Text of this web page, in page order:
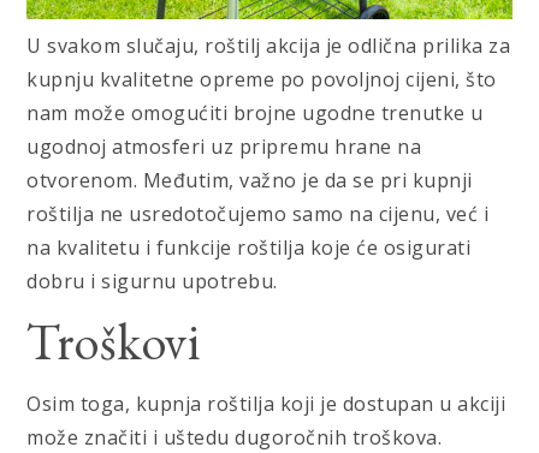
U svakom slučaju, roštilj akcija je odlična prilika za
kupnju kvalitetne opreme po povoljnoj cijeni, što
nam može omogućiti brojne ugodne trenutke u
ugodnoj atmosferi uz pripremu hrane na
otvorenom. Međutim, važno je da se pri kupnji
roštilja ne usredotočujemo samo na cijenu, već i
na kvalitetu i funkcije roštilja koje će osigurati
dobru i sigurnu upotrebu.
Troškovi
Osim toga, kupnja roštilja koji je dostupan u akciji
može značiti i uštedu dugoročnih troškova.